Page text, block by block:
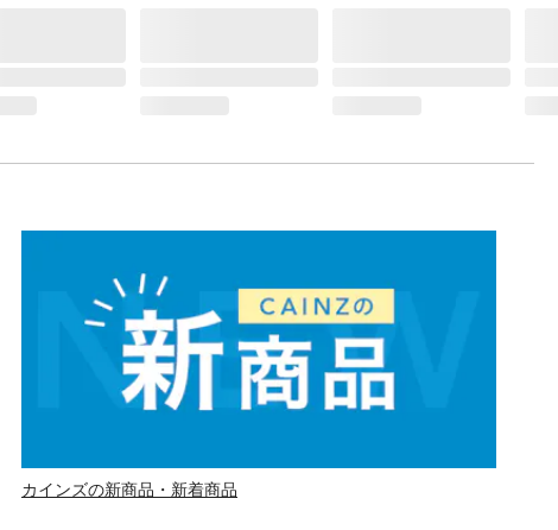
カインズの新商品・新着商品